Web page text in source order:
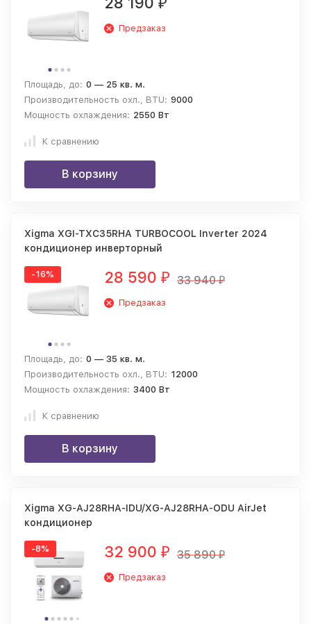
₽
Предзаказ
Площадь, до: 0 — 25 кв. м.
Производительность охл., BTU: 9000
Мощность охлаждения: 2550 Вт
К сравнению
В корзину
Xigma XGI-TXC35RHA TURBOCOOL Inverter 2024
кондиционер инверторный
-16% 28 590 ₽ 33 940 ₽
Предзаказ
Площадь, до: 0 — 35 кв. м.
Производительность охл., BTU: 12000
Мощность охлаждения: 3400 Вт
К сравнению
В корзину
Xigma XG-AJ28RHA-IDU/XG-AJ28RHA-ODU AirJet
кондиционер
-8% 32 900 ₽ 35 890 ₽
Предзаказ